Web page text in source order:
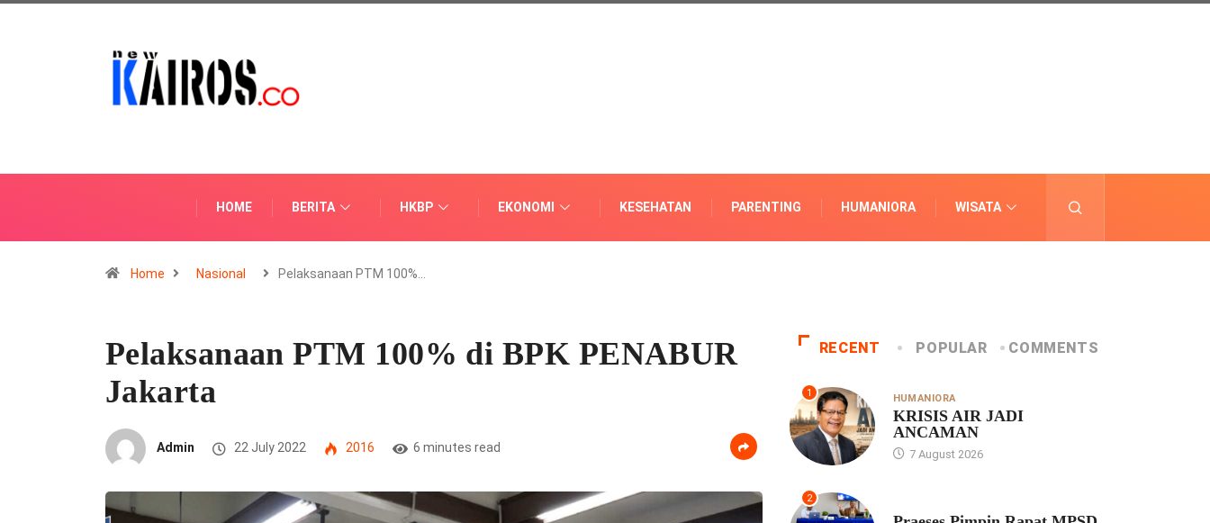
HOME BERITA HKBP EKONOMI KESEHATAN PARENTING HUMANIORA WISATA
Home Nasional Pelaksanaan PTM 100%…
Pelaksanaan PTM 100% di BPK PENABUR
Jakarta
Admin 22 July 2022 2016 6 minutes read
RECENT POPULAR COMMENTS
1 HUMANIORA
KRISIS AIR JADI
ANCAMAN
7 August 2026
2